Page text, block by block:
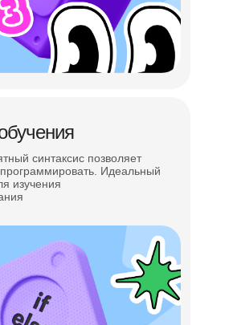
синтаксис позволяет
Идеальный
изучения
и решение задач
коммуникации